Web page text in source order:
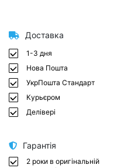
Доставка
1-3 дня
Нова Пошта
УкрПошта Стандарт
Курьєром
Делівері
Гарантія
2 роки в оригінальній